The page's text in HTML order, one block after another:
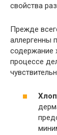
свойства
Прежде
аллергенны
содержание
процессе